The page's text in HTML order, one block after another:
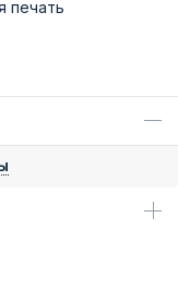
печать